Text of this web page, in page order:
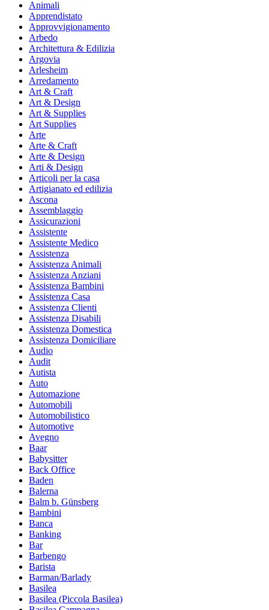
Animali
Apprendistato
Approvvigionamento
Arbedo
Architettura & Edilizia
Argovia
Arlesheim
Arredamento
Art & Craft
Art & Design
Art & Supplies
Art Supplies
Arte
Arte & Craft
Arte & Design
Arti & Design
Articoli per la casa
Artigianato ed edilizia
Ascona
Assemblaggio
Assicurazioni
Assistente
Assistente Medico
Assistenza
Assistenza Animali
Assistenza Anziani
Assistenza Bambini
Assistenza Casa
Assistenza Clienti
Assistenza Disabili
Assistenza Domestica
Assistenza Domiciliare
Audio
Audit
Autista
Auto
Automazione
Automobili
Automobilistico
Automotive
Avegno
Baar
Babysitter
Back Office
Baden
Balerna
Balm b. Günsberg
Bambini
Banca
Banking
Bar
Barbengo
Barista
Barman/Barlady
Basilea
Basilea (Piccola Basilea)